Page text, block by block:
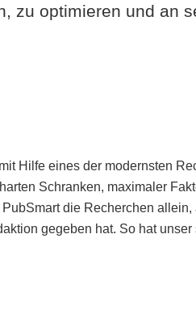
zu optimieren und an
Hilfe eines der modernsten
Schranken, maximaler
die Recherchen
gegeben hat. So hat